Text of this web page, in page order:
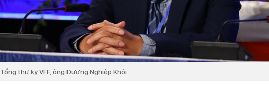
Tổng thư ký VFF, ông Dương Nghiệp Khôi